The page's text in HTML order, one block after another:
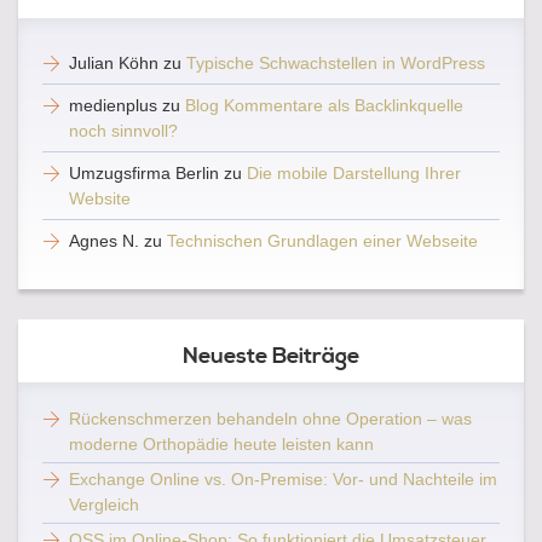
Julian Köhn zu Typische Schwachstellen in WordPress
medienplus zu Blog Kommentare als Backlinkquelle
noch sinnvoll?
Umzugsfirma Berlin zu Die mobile Darstellung Ihrer
Website
Agnes N. zu Technischen Grundlagen einer Webseite
Neueste Beiträge
Rückenschmerzen behandeln ohne Operation – was
moderne Orthopädie heute leisten kann
Exchange Online vs. On-Premise: Vor- und Nachteile im
Vergleich